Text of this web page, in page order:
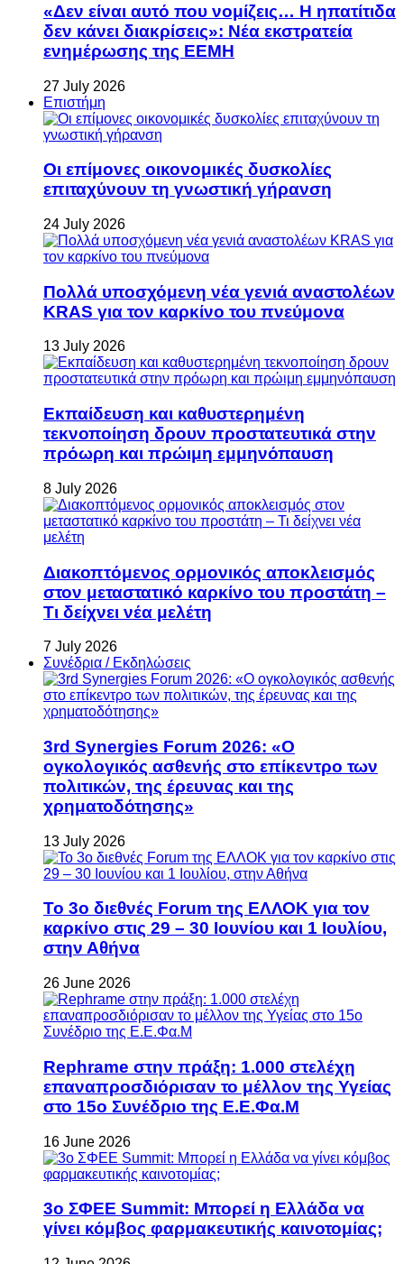
«Δεν είναι αυτό που νομίζεις… Η ηπατίτιδα
δεν κάνει διακρίσεις»: Νέα εκστρατεία
ενημέρωσης της ΕΕΜΗ
27 July 2026
Επιστήμη
Οι επίμονες οικονομικές δυσκολίες
επιταχύνουν τη γνωστική γήρανση
24 July 2026
Πολλά υποσχόμενη νέα γενιά αναστολέων
KRAS για τον καρκίνο του πνεύμονα
13 July 2026
Εκπαίδευση και καθυστερημένη
τεκνοποίηση δρουν προστατευτικά στην
πρόωρη και πρώιμη εμμηνόπαυση
8 July 2026
Διακοπτόμενος ορμονικός αποκλεισμός
στον μεταστατικό καρκίνο του προστάτη –
Τι δείχνει νέα μελέτη
7 July 2026
Συνέδρια / Εκδηλώσεις
3rd Synergies Forum 2026: «Ο
ογκολογικός ασθενής στο επίκεντρο των
πολιτικών, της έρευνας και της
χρηματοδότησης»
13 July 2026
Το 3ο διεθνές Forum της ΕΛΛΟΚ για τον
καρκίνο στις 29 – 30 Ιουνίου και 1 Ιουλίου,
στην Αθήνα
26 June 2026
Rephrame στην πράξη: 1.000 στελέχη
επαναπροσδιόρισαν το μέλλον της Υγείας
στο 15ο Συνέδριο της Ε.Ε.Φα.Μ
16 June 2026
3ο ΣΦΕΕ Summit: Μπορεί η Ελλάδα να
γίνει κόμβος φαρμακευτικής καινοτομίας;